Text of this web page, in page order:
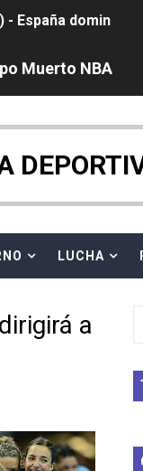
España domina
Demand por
de
de The
Muerto NBA
LUCHA
a